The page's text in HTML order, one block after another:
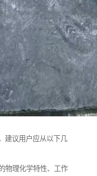
建议用户应从以下几
物理化学特性、工作